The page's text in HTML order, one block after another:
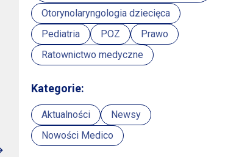
Otorynolaryngologia dziecięca
Pediatria
POZ
Prawo
Ratownictwo medyczne
Kategorie:
Aktualności
Newsy
Nowości Medico